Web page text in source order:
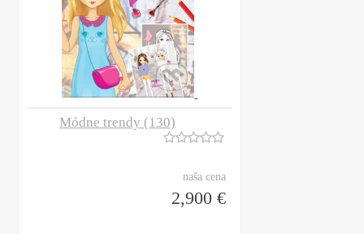
Módne trendy (130)
naša cena
2,900 €